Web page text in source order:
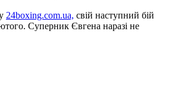
24boxing.com.ua, свій наступний бій
Суперник Євгена наразі не